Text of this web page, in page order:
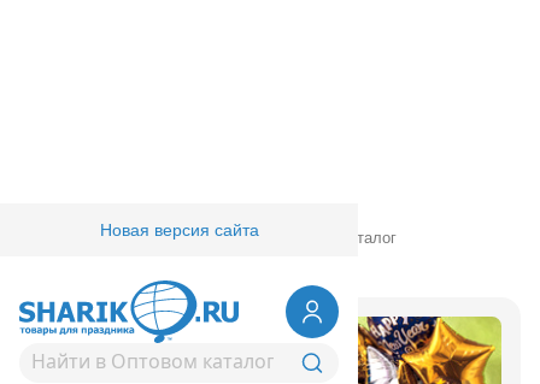
Новая версия сайта
Товары для праздника/ Оптовый каталог